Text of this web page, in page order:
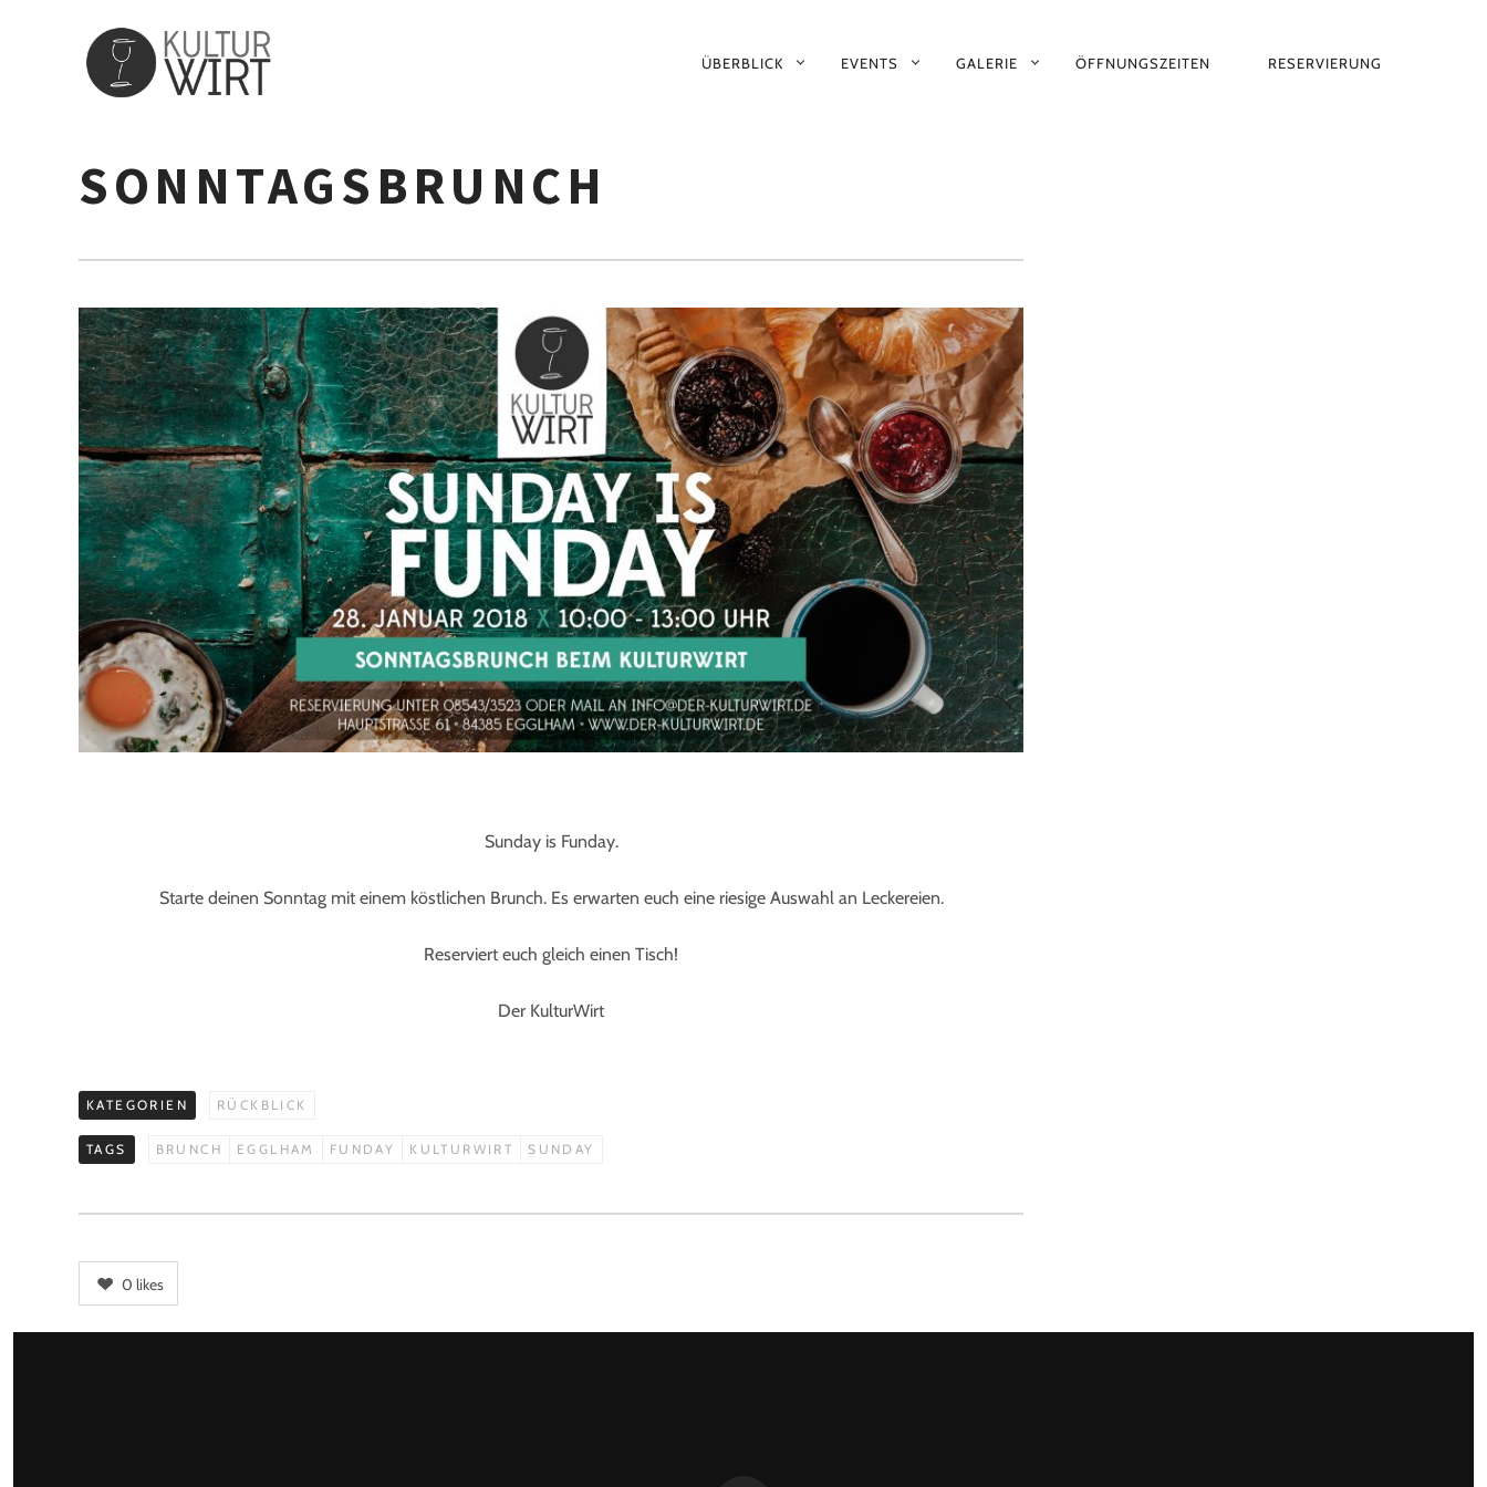
PRIMÄR-
ÜBERBLICK EVENTS GALERIE ÖFFNUNGSZEITEN RESERVIERUNG
SONNTAGSBRUNCH
Sunday is Funday.
Starte deinen Sonntag mit einem köstlichen Brunch. Es erwarten euch eine riesige Auswahl an Leckereien.
Reserviert euch gleich einen Tisch!
Der KulturWirt
KATEGORIEN RÜCKBLICK
TAGS BRUNCH EGGLHAM FUNDAY KULTURWIRT SUNDAY
0 likes